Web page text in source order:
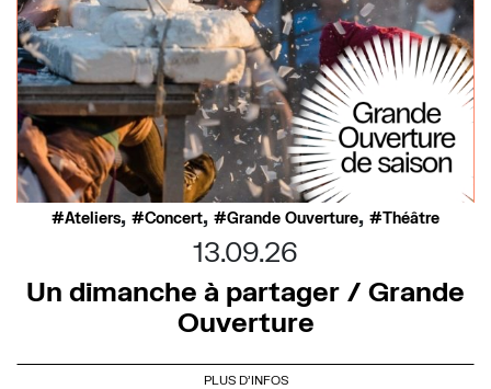
Ateliers, Concert, Grande Ouverture, Théâtre
13.09.26
Un dimanche à partager / Grande
Ouverture
PLUS D'INFOS